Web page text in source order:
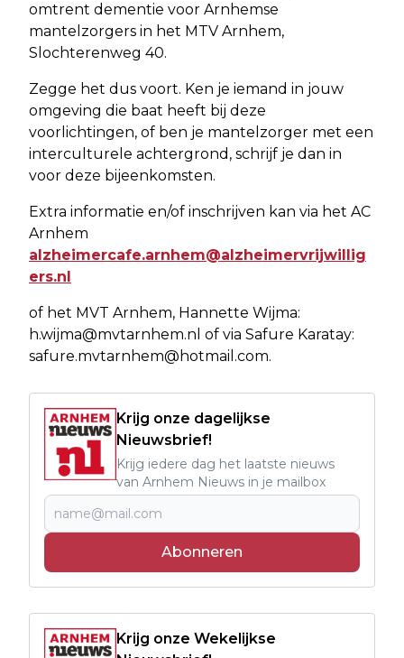
omtrent dementie voor Arnhemse
mantelzorgers in het MTV Arnhem,
Slochterenweg 40.
Zegge het dus voort. Ken je iemand in jouw
omgeving die baat heeft bij deze
voorlichtingen, of ben je mantelzorger met een
interculturele achtergrond, schrijf je dan in
voor deze bijeenkomsten.
Extra informatie en/of inschrijven kan via het AC
Arnhem
alzheimercafe.arnhem@alzheimervrijwillig
ers.nl
of het MVT Arnhem, Hannette Wijma:
h.wijma@mvtarnhem.nl of via Safure Karatay:
safure.mvtarnhem@hotmail.com.
Krijg onze dagelijkse
Nieuwsbrief!
Krijg iedere dag het laatste nieuws
van Arnhem Nieuws in je mailbox
Abonneren
Krijg onze Wekelijkse